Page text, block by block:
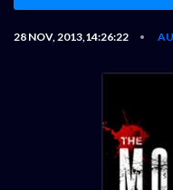
28 NOV, 2013,14:26:22 •